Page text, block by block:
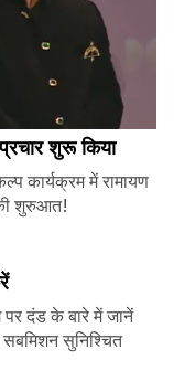
शुरू किया
कार्यक्रम में रामायण
शुरुआत!
दंड के बारे में जानें
सुनिश्चित